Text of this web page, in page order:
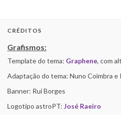
CRÉDITOS
Grafismos:
Template do tema: Graphene, com
Adaptação do tema: Nuno Coimbra e
Banner: Rui Borges
Logotipo astroPT: José Raeiro